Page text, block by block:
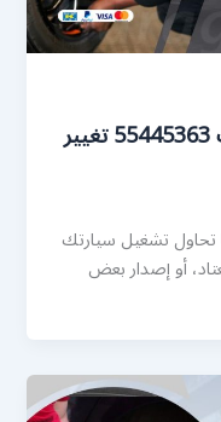
تبديل بطارية سيارة غرب مشرف 55445363 تغيير
تشغيل سيارتك
أو إصدار بعض